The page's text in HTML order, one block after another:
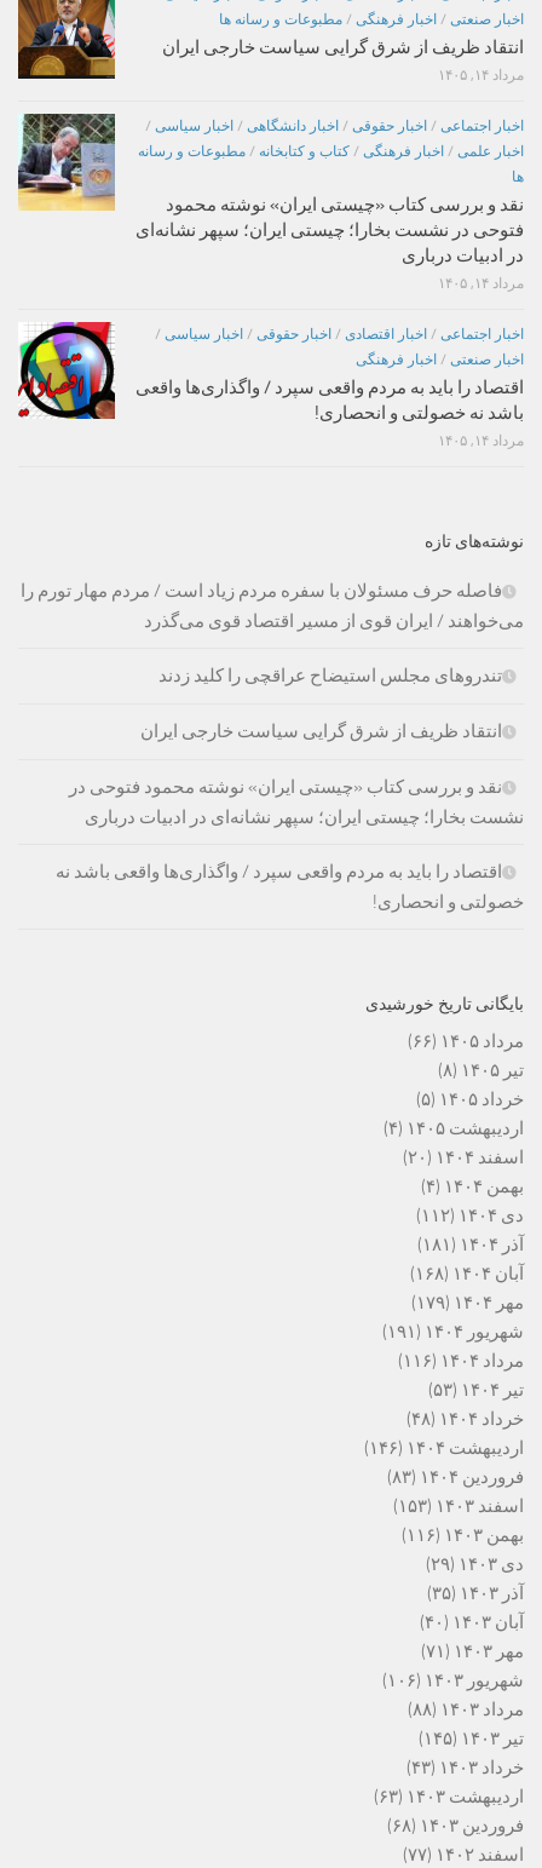
اخبار صنعتی / اخبار فرهنگی / مطبوعات و رسانه ها
انتقاد ظریف از شرق گرایی سیاست خارجی ایران
مرداد ۱۴, ۱۴۰۵
اخبار اجتماعی / اخبار حقوقی / اخبار دانشگاهی / اخبار سیاسی /
اخبار علمی / اخبار فرهنگی / کتاب و کتابخانه / مطبوعات و رسانه
ها
نقد و بررسی کتاب «چیستی ایران» نوشته محمود
فتوحی در نشست بخارا؛ چیستی ایران؛ سپهر نشانه‌ای
در ادبیات درباری
مرداد ۱۴, ۱۴۰۵
اخبار اجتماعی / اخبار اقتصادی / اخبار حقوقی / اخبار سیاسی /
اخبار صنعتی / اخبار فرهنگی
اقتصاد را باید به مردم واقعی سپرد / واگذاری‌ها واقعی
باشد نه خصولتی و انحصاری!
مرداد ۱۴, ۱۴۰۵
نوشته‌های تازه
فاصله حرف مسئولان با سفره مردم زیاد است / مردم مهار تورم را
می‌خواهند / ایران قوی از مسیر اقتصاد قوی می‌گذرد
تندروهای مجلس استیضاح عراقچی را کلید زدند
انتقاد ظریف از شرق گرایی سیاست خارجی ایران
نقد و بررسی کتاب «چیستی ایران» نوشته محمود فتوحی در
نشست بخارا؛ چیستی ایران؛ سپهر نشانه‌ای در ادبیات درباری
اقتصاد را باید به مردم واقعی سپرد / واگذاری‌ها واقعی باشد نه
خصولتی و انحصاری!
بایگانی تاریخ خورشیدی
مرداد ۱۴۰۵
(۶۶)
تیر ۱۴۰۵
(۸)
خرداد ۱۴۰۵
(۵)
اردیبهشت ۱۴۰۵
(۴)
اسفند ۱۴۰۴
(۲۰)
بهمن ۱۴۰۴
(۴)
دی ۱۴۰۴
(۱۱۲)
آذر ۱۴۰۴
(۱۸۱)
آبان ۱۴۰۴
(۱۶۸)
مهر ۱۴۰۴
(۱۷۹)
شهریور ۱۴۰۴
(۱۹۱)
مرداد ۱۴۰۴
(۱۱۶)
تیر ۱۴۰۴
(۵۳)
خرداد ۱۴۰۴
(۴۸)
اردیبهشت ۱۴۰۴
(۱۴۶)
فروردین ۱۴۰۴
(۸۳)
اسفند ۱۴۰۳
(۱۵۳)
بهمن ۱۴۰۳
(۱۱۶)
دی ۱۴۰۳
(۲۹)
آذر ۱۴۰۳
(۳۵)
آبان ۱۴۰۳
(۴۰)
مهر ۱۴۰۳
(۷۱)
شهریور ۱۴۰۳
(۱۰۶)
مرداد ۱۴۰۳
(۸۸)
تیر ۱۴۰۳
(۱۴۵)
خرداد ۱۴۰۳
(۴۳)
اردیبهشت ۱۴۰۳
(۶۳)
فروردین ۱۴۰۳
(۶۸)
اسفند ۱۴۰۲
(۷۷)